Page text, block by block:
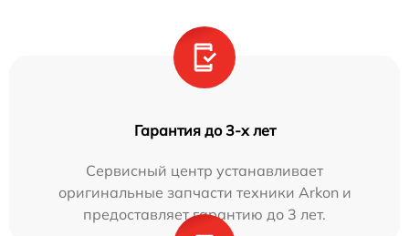
Гарантия до 3-х лет
Сервисный центр устанавливает
оригинальные запчасти техники Arkon и
предоставляет гарантию до 3 лет.